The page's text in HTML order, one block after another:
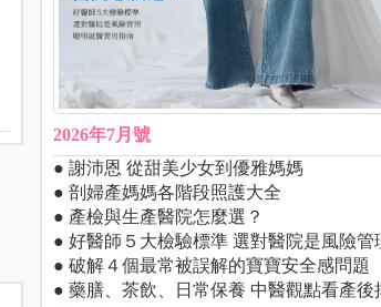
2026年7月號
● 謝沛恩 從甜美少女到優雅媽媽
● 剖婦產媽媽各階段照護大全
● 產檢與生產醫院怎麼選？
● 好醫師５大檢驗標準 選對醫院是風險管
● 破解４個最常被誤解的寶寶安全感問題
● 藥膳、茶飲、日常保養 中醫觀點看產後